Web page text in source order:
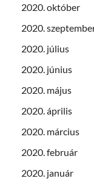
2020. október
2020.
2020. július
2020. június
2020. május
2020. április
2020. március
2020. február
2020. január